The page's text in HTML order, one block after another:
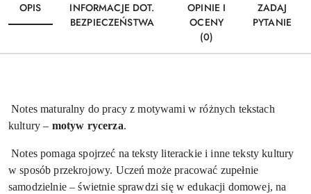
OPIS
INFORMACJE DOT.
BEZPIECZEŃSTWA
OPINIE I
OCENY
(0)
ZADAJ
PYTANIE
Notes maturalny do pracy z motywami w różnych tekstach
kultury – motyw rycerza.
Notes pomaga spojrzeć na teksty literackie i inne teksty kultury
w sposób przekrojowy. Uczeń może pracować zupełnie
samodzielnie – świetnie sprawdzi się w edukacji domowej, na